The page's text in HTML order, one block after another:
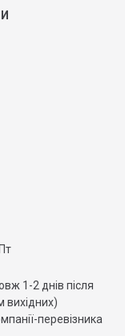
1-2 днів після
вихідних)
перевізника